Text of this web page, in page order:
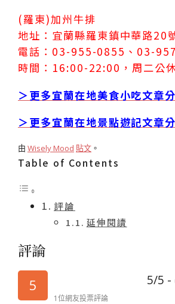
(羅東)加州牛排
地址：宜蘭縣羅東鎮中華路20
電話：03-955-0855、03-
時間：16:00-22:00，周二公
＞更多宜蘭在地美食小吃文章
＞更多宜蘭在地景點遊記文章
由 Wisely Mood 貼文 。
Table of Contents
評論
延伸閱讀
評論
5 5/5 -
1位網友投票評論